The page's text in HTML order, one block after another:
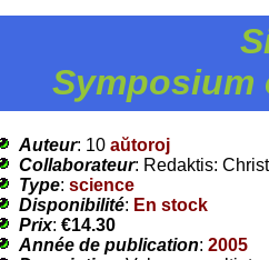
Symposium
Auteur: 10 aŭtoroj
Collaborateur: Redaktis:
Type: science
Disponibilité: En stock
Prix: €14.30
Année de publication: 2005